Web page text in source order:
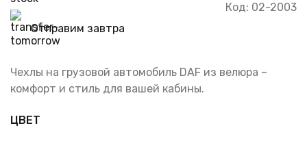
Отправим завтра
Код: 02-2003
Чехлы на грузовой автомобиль DAF из велюра –
комфорт и стиль для вашей кабины.
ЦВЕТ